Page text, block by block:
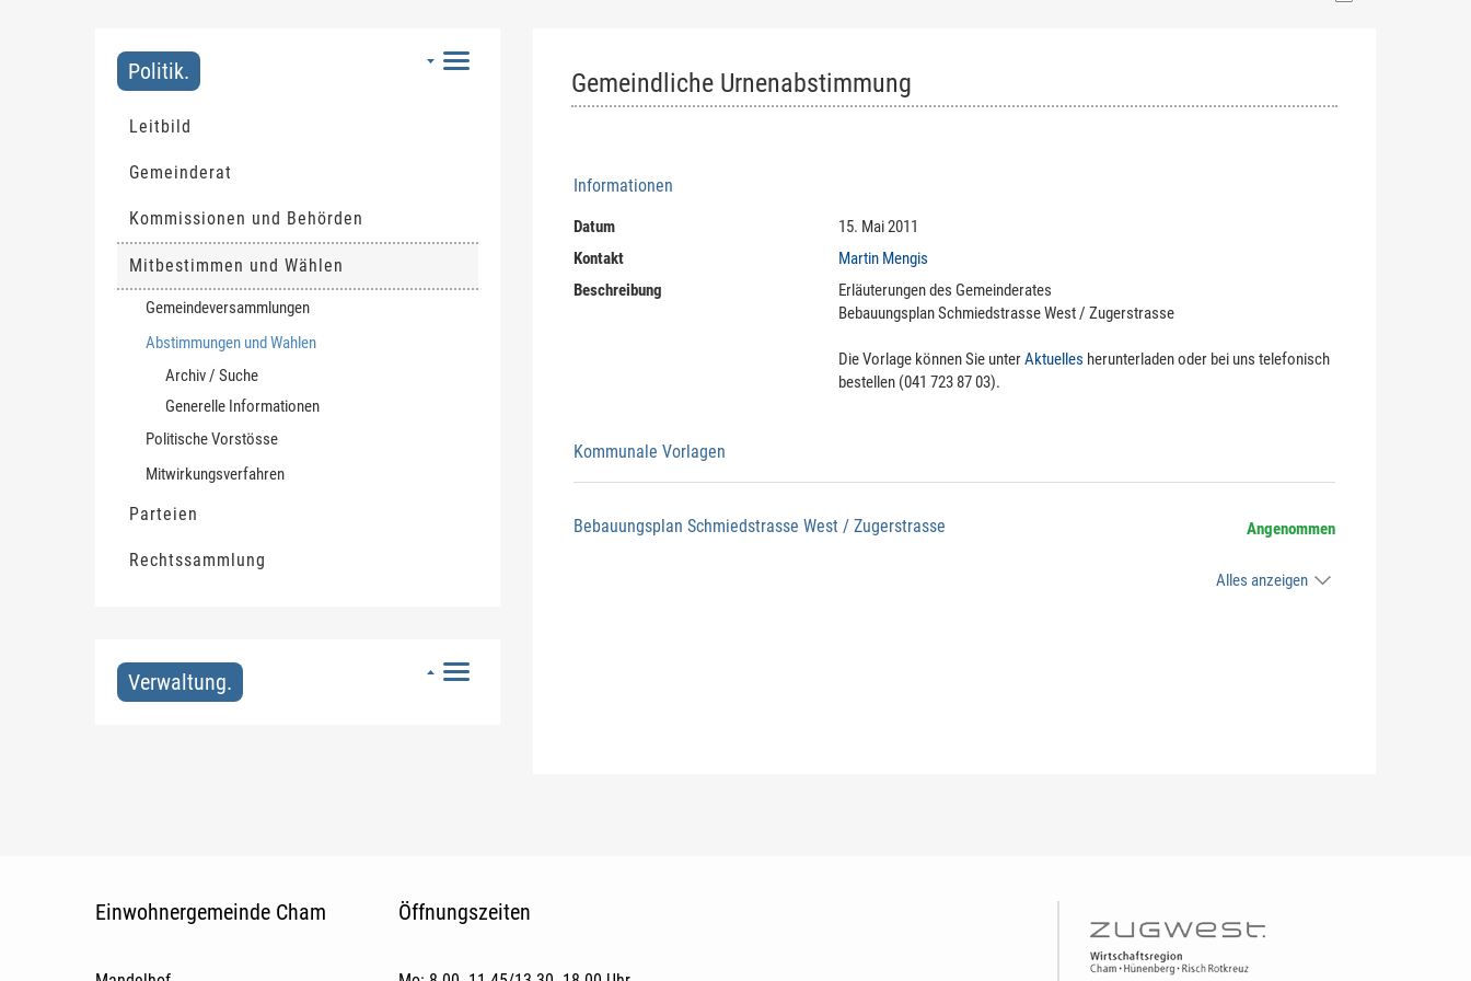
Politik.
Leitbild
Gemeinderat
Kommissionen und Behörden
Mitbestimmen und Wählen
Gemeindeversammlungen
Abstimmungen und Wahlen
Archiv / Suche
Generelle Informationen
Politische Vorstösse
Mitwirkungsverfahren
Parteien
Rechtssammlung
Verwaltung.
Gemeindliche Urnenabstimmung
Informationen
Datum
15. Mai 2011
Kontakt
Martin Mengis
Beschreibung
Erläuterungen des Gemeinderates
Bebauungsplan Schmiedstrasse West / Zugerstrasse
Die Vorlage können Sie unterAktuelles herunterladen oder bei uns telefonisch
bestellen (041 723 87 03).
Kommunale Vorlagen
Bebauungsplan Schmiedstrasse West / Zugerstrasse Angenommen
Alles anzeigen
Einwohnergemeinde Cham Öffnungszeiten